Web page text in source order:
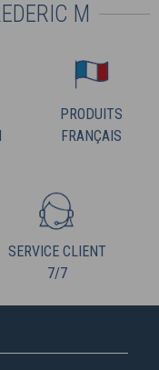
M
PRODUITS
FRANÇAIS
SERVICE CLIENT
7/7